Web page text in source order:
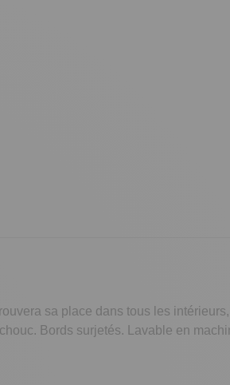
sa place dans tous les
Bords surjetés. Lavable en